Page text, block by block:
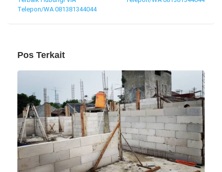
Telepon/WA 081381344044
Pos Terkait